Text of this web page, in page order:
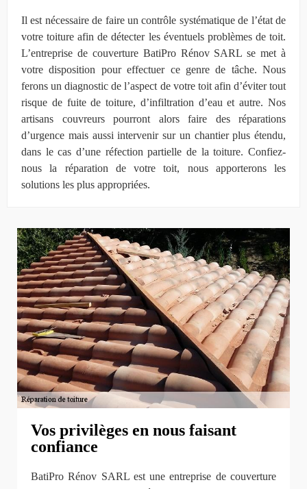
Il est nécessaire de faire un contrôle systématique de l’état de
votre toiture afin de détecter les éventuels problèmes de toit.
L’entreprise de couverture BatiPro Rénov SARL se met à
votre disposition pour effectuer ce genre de tâche. Nous
ferons un diagnostic de l’aspect de votre toit afin d’éviter tout
risque de fuite de toiture, d’infiltration d’eau et autre. Nos
artisans couvreurs pourront alors faire des réparations
d’urgence mais aussi intervenir sur un chantier plus étendu,
dans le cas d’une réfection partielle de la toiture. Confiez-
nous la réparation de votre toit, nous apporterons les
solutions les plus appropriées.
Vos privilèges en nous faisant
confiance
BatiPro Rénov SARL est une entreprise de couverture